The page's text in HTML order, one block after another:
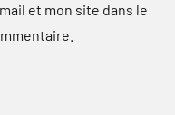
et mon site dans le